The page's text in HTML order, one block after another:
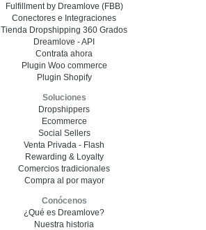
Fulfillment by Dreamlove (FBB)
Conectores e Integraciones
Tienda Dropshipping 360 Grados
Dreamlove - API
Contrata ahora
Plugin Woo commerce
Plugin Shopify
Soluciones
Dropshippers
Ecommerce
Social Sellers
Venta Privada - Flash
Rewarding & Loyalty
Comercios tradicionales
Compra al por mayor
Conócenos
¿Qué es Dreamlove?
Nuestra historia